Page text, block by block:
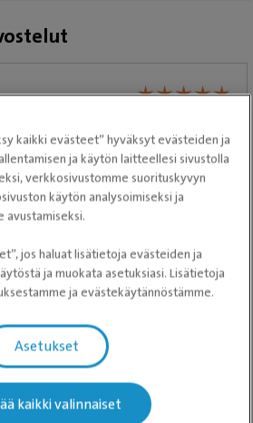
★★★★★
★★★★★
henkilökunta. Päivystävä
kertoi tarkasti, mitä tehdään ja
hyvät ja selkeät.
kaikki evästeet” hyväksyt evästeiden ja
ja käytön laitteellesi sivustolla
verkkosivustomme suorituskyvyn
käytön analysoimiseksi ja
avustamiseksi.
jos haluat lisätietoja evästeiden ja
ja muokata asetuksiasi. Lisätietoja
ja evästekäytännöstämme.
Asetukset
kaikki valinnaiset